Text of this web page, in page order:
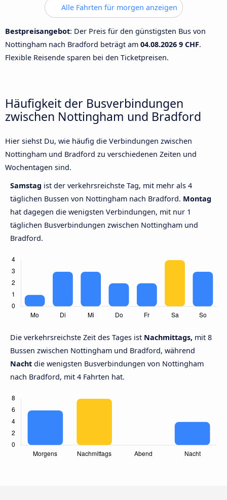
Alle Fahrten für morgen anzeigen
Bestpreisangebot: Der Preis für den günstigsten Bus von
Nottingham nach Bradford beträgt am 04.08.2026 9 CHF.
Flexible Reisende sparen bei den Ticketpreisen.
Häufigkeit der Busverbindungen
zwischen Nottingham und Bradford
Hier siehst Du, wie häufig die Verbindungen zwischen
Nottingham und Bradford zu verschiedenen Zeiten und
Wochentagen sind.
Samstag ist der verkehrsreichste Tag, mit mehr als 4
täglichen Bussen von Nottingham nach Bradford. Montag
hat dagegen die wenigsten Verbindungen, mit nur 1
täglichen Busverbindungen zwischen Nottingham und
Bradford.
Die verkehrsreichste Zeit des Tages ist Nachmittags, mit 8
Bussen zwischen Nottingham und Bradford, während
Nacht die wenigsten Busverbindungen von Nottingham
nach Bradford, mit 4 Fahrten hat.